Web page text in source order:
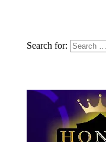
Search for: